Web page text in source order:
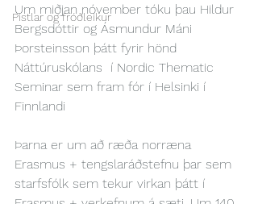
Pistlar og fróðleikur
Um miðjan nóvember tóku þau Hildur
Bergsdóttir og Ásmundur Máni
Þorsteinsson þátt fyrir hönd
Náttúruskólans  í Nordic Thematic
Seminar sem fram fór í Helsinki í
Finnlandi
Þarna er um að ræða norræna
Erasmus + tengslaráðstefnu þar sem
starfsfólk sem tekur virkan þátt í